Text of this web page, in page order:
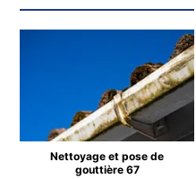
Nettoyage et pose de
gouttière 67